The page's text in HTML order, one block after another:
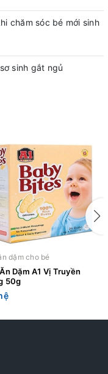
chăm sóc bé mới sinh
sinh gắt ngủ
dặm cho bé
Dặm A1 Vị Truyền
50g